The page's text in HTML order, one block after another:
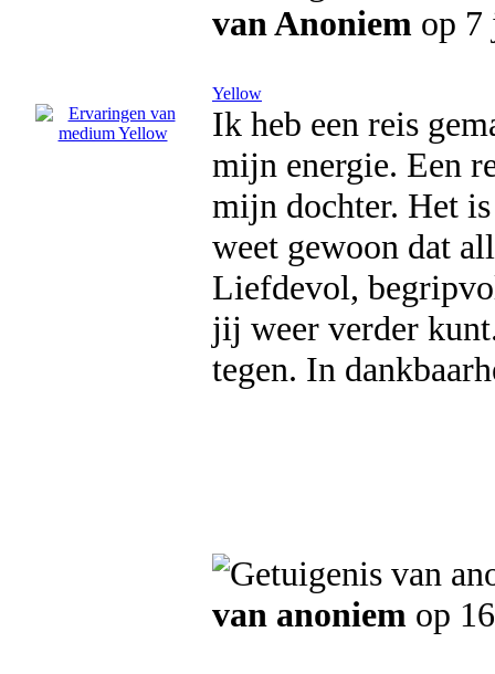
van Anoniem op 7
Yellow
Ik heb een reis
mijn energie. Een
mijn dochter. Het
weet gewoon dat
Liefdevol,
jij weer verder
tegen. In
van anoniem op